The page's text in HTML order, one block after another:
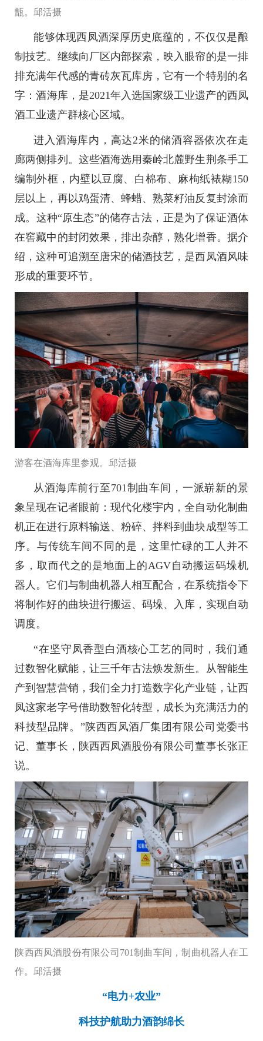
甑。邱活摄
能够体现西凤酒深厚历史底蕴的，不仅仅是酿
制技艺。继续向厂区内部探索，映入眼帘的是一排
排充满年代感的青砖灰瓦库房，它有一个特别的名
字：酒海库，是2021年入选国家级工业遗产的西凤
酒工业遗产群核心区域。
进入酒海库内，高达2米的储酒容器依次在走
廊两侧排列。这些酒海选用秦岭北麓野生荆条手工
编制外框，内壁以豆腐、白棉布、麻枸纸裱糊150
层以上，再以鸡蛋清、蜂蜡、熟菜籽油反复封涂而
成。这种“原生态”的储存古法，正是为了保证酒体
在窖藏中的封闭效果，排出杂醇，熟化增香。据介
绍，这种可追溯至唐宋的储酒技艺，是西凤酒风味
形成的重要环节。
游客在酒海库里参观。邱活摄
从酒海库前行至701制曲车间，一派崭新的景
象呈现在记者眼前：现代化楼宇内，全自动化制曲
机正在进行原料输送、粉碎、拌料到曲块成型等工
序。与传统车间不同的是，这里忙碌的工人并不
多，取而代之的是地面上的AGV自动搬运码垛机
器人。它们与制曲机器人相互配合，在系统指令下
将制作好的曲块进行搬运、码垛、入库，实现自动
调度。
“在坚守凤香型白酒核心工艺的同时，我们通
过数智化赋能，让三千年古法焕发新生。从智能生
产到智慧营销，我们全力打造数字化产业链，让西
凤这家老字号借助数智化转型，成长为充满活力的
科技型品牌。”陕西西凤酒厂集团有限公司党委书
记、董事长，陕西西凤酒股份有限公司董事长张正
说。
陕西西凤酒股份有限公司701制曲车间，制曲机器人在工
作。邱活摄
“电力+农业”
科技护航助力酒韵绵长